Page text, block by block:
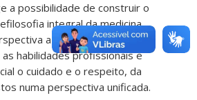
a possibilidade de construir o
integral da medicina,
a partir da qual os
habilidades profissionais e
o cuidado e o respeito, da
numa perspectiva unificada.